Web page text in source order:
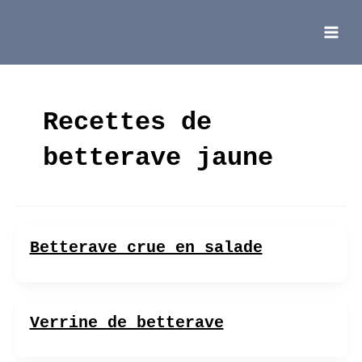
Main
Menu
Recettes de
betterave jaune
Betterave crue en salade
Verrine de betterave